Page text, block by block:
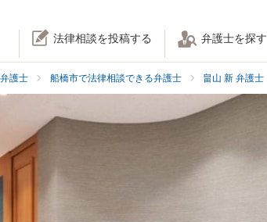
法律相談を投稿する 弁護士を探す
護士 船橋市で法律相談できる弁護士 畠山 新 弁護士